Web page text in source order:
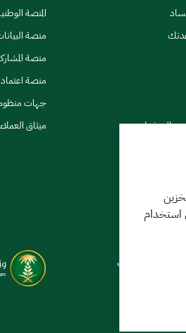
والتحذيرات
المنصة
منصة
منصة
منصة اعتماد
جهات منظومة
ميثاق العملاء
استخدام